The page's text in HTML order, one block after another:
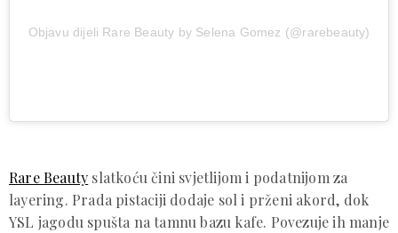
Objavu dijeli Rare Beauty by Selena Gomez (@rarebeauty)
Rare Beauty slatkoću čini svjetlijom i podatnijom za
layering. Prada pistaciji dodaje sol i prženi akord, dok
YSL jagodu spušta na tamnu bazu kafe. Povezuje ih manje